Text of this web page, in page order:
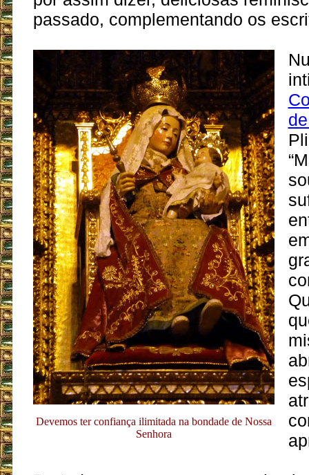
passado, complementando os
Devemos ter confiança ilimitada na bondade de Nossa
Senhora